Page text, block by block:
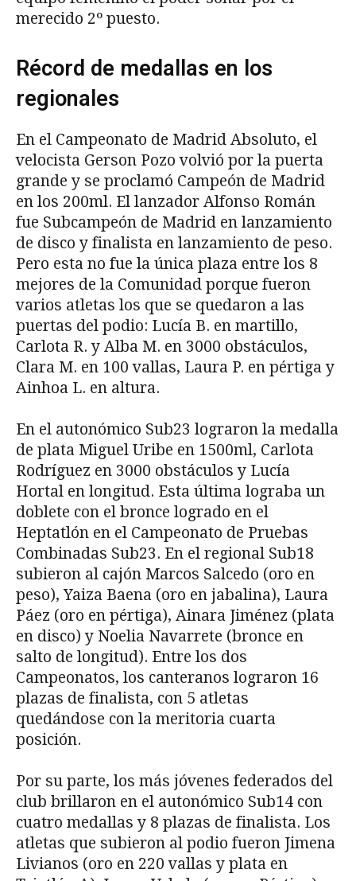
merecido 2º puesto.
Récord de medallas en los
regionales
En el Campeonato de Madrid Absoluto, el
velocista Gerson Pozo volvió por la puerta
grande y se proclamó Campeón de Madrid
en los 200ml. El lanzador Alfonso Román
fue Subcampeón de Madrid en lanzamiento
de disco y finalista en lanzamiento de peso.
Pero esta no fue la única plaza entre los 8
mejores de la Comunidad porque fueron
varios atletas los que se quedaron a las
puertas del podio: Lucía B. en martillo,
Carlota R. y Alba M. en 3000 obstáculos,
Clara M. en 100 vallas, Laura P. en pértiga y
Ainhoa L. en altura.
En el autonómico Sub23 lograron la medalla
de plata Miguel Uribe en 1500ml, Carlota
Rodríguez en 3000 obstáculos y Lucía
Hortal en longitud. Esta última lograba un
doblete con el bronce logrado en el
Heptatlón en el Campeonato de Pruebas
Combinadas Sub23. En el regional Sub18
subieron al cajón Marcos Salcedo (oro en
peso), Yaiza Baena (oro en jabalina), Laura
Páez (oro en pértiga), Ainara Jiménez (plata
en disco) y Noelia Navarrete (bronce en
salto de longitud). Entre los dos
Campeonatos, los canteranos lograron 16
plazas de finalista, con 5 atletas
quedándose con la meritoria cuarta
posición.
Por su parte, los más jóvenes federados del
club brillaron en el autonómico Sub14 con
cuatro medallas y 8 plazas de finalista. Los
atletas que subieron al podio fueron Jimena
Livianos (oro en 220 vallas y plata en